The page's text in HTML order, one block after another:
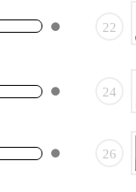
22
24
26